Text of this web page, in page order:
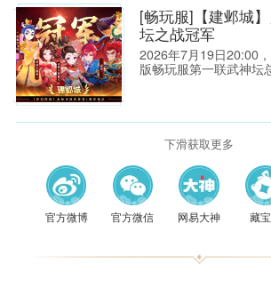
[畅玩服]【建邺城
坛之战冠军
2026年7月19日20:00
版畅玩服第一联武神坛
队，他们一路披荆斩
【八零九零】战队的
击。
下滑获取更多
官方微博 官方微信 网易大神 藏